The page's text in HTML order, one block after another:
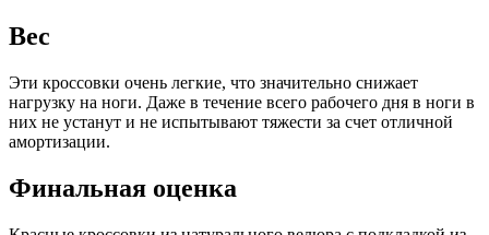
Вес
Эти кроссовки очень легкие, что значительно снижает
нагрузку на ноги. Даже в течение всего рабочего дня в ноги в
них не устанут и не испытывают тяжести за счет отличной
амортизации.
Финальная оценка